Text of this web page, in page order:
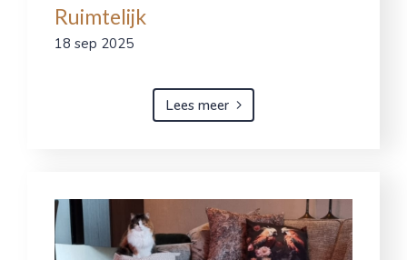
Ruimtelijk
18 sep 2025
Lees meer